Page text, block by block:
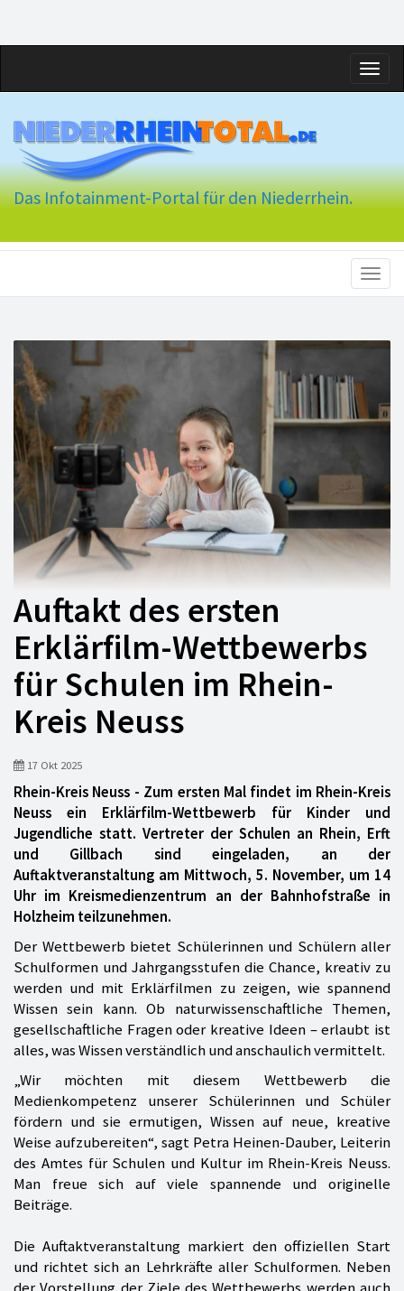
Das Infotainment-Portal für den Niederrhein.
Auftakt des ersten
Erklärfilm-Wettbewerbs
für Schulen im Rhein-
Kreis Neuss
17 Okt 2025
Rhein-Kreis Neuss - Zum ersten Mal findet im Rhein-Kreis
Neuss ein Erklärfilm-Wettbewerb für Kinder und
Jugendliche statt. Vertreter der Schulen an Rhein, Erft
und Gillbach sind eingeladen, an der
Auftaktveranstaltung am Mittwoch, 5. November, um 14
Uhr im Kreismedienzentrum an der Bahnhofstraße in
Holzheim teilzunehmen.
Der Wettbewerb bietet Schülerinnen und Schülern aller
Schulformen und Jahrgangsstufen die Chance, kreativ zu
werden und mit Erklärfilmen zu zeigen, wie spannend
Wissen sein kann. Ob naturwissenschaftliche Themen,
gesellschaftliche Fragen oder kreative Ideen – erlaubt ist
alles, was Wissen verständlich und anschaulich vermittelt.
„Wir möchten mit diesem Wettbewerb die
Medienkompetenz unserer Schülerinnen und Schüler
fördern und sie ermutigen, Wissen auf neue, kreative
Weise aufzubereiten“, sagt Petra Heinen-Dauber, Leiterin
des Amtes für Schulen und Kultur im Rhein-Kreis Neuss.
Man freue sich auf viele spannende und originelle
Beiträge.
Die Auftaktveranstaltung markiert den offiziellen Start
und richtet sich an Lehrkräfte aller Schulformen. Neben